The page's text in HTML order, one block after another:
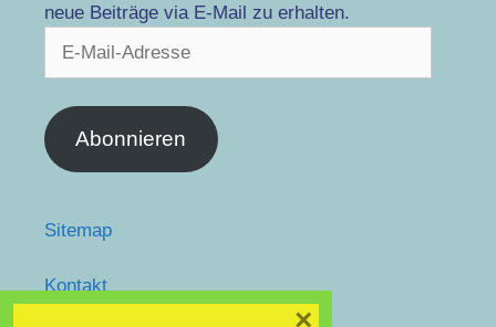
neue Beiträge via E-Mail zu erhalten.
Abonnieren
Sitemap
Kontakt